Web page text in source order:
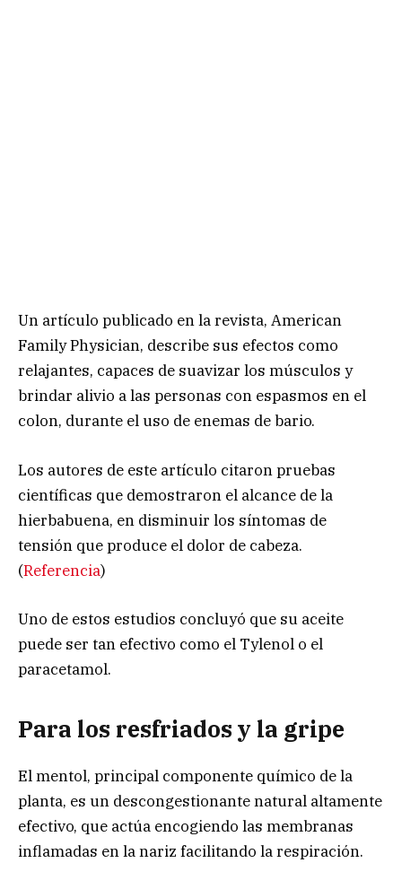
Un artículo publicado en la revista, American
Family Physician, describe sus efectos como
relajantes, capaces de suavizar los músculos y
brindar alivio a las personas con espasmos en el
colon, durante el uso de enemas de bario.
Los autores de este artículo citaron pruebas
científicas que demostraron el alcance de la
hierbabuena, en disminuir los síntomas de
tensión que produce el dolor de cabeza.
(Referencia)
Uno de estos estudios concluyó que su aceite
puede ser tan efectivo como el Tylenol o el
paracetamol.
Para los resfriados y la gripe
El mentol, principal componente químico de la
planta, es un descongestionante natural altamente
efectivo, que actúa encogiendo las membranas
inflamadas en la nariz facilitando la respiración.